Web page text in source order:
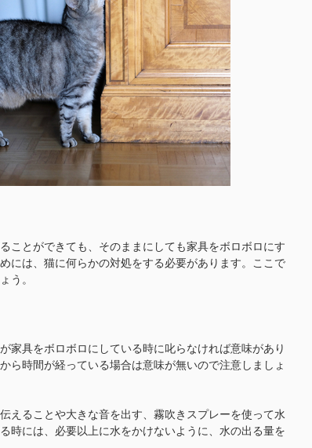
ことができても、そのままにしても家具をボロボロにす
には、猫に何らかの対処をする必要があります。ここで
う。
家具をボロボロにしている時に叱らなければ意味があり
ら時間が経っている場合は意味が無いので注意しましょ
えることや大きな音を出す、霧吹きスプレーを使って水
時には、必要以上に水をかけないように、水の出る量を